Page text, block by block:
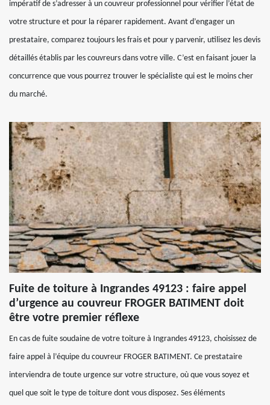
impératif de s’adresser à un couvreur professionnel pour vérifier l’état de
votre structure et pour la réparer rapidement. Avant d’engager un
prestataire, comparez toujours les frais et pour y parvenir, utilisez les devis
détaillés établis par les couvreurs dans votre ville. C’est en faisant jouer la
concurrence que vous pourrez trouver le spécialiste qui est le moins cher
du marché.
Fuite de toiture à Ingrandes 49123 : faire appel
d’urgence au couvreur FROGER BATIMENT doit
être votre premier réflexe
En cas de fuite soudaine de votre toiture à Ingrandes 49123, choisissez de
faire appel à l’équipe du couvreur FROGER BATIMENT. Ce prestataire
interviendra de toute urgence sur votre structure, où que vous soyez et
quel que soit le type de toiture dont vous disposez. Ses éléments